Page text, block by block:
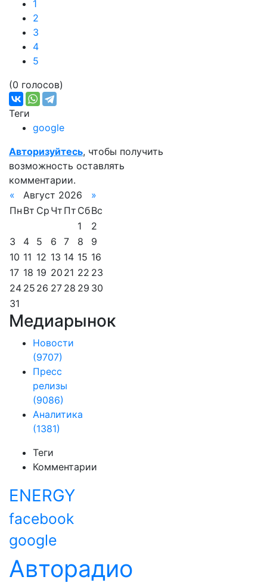
1
2
3
4
5
(0 голосов)
Теги
google
Авторизуйтесь, чтобы получить
возможность оставлять
комментарии.
«
Август 2026
»
Пн Вт Ср Чт Пт СбВс
1
2
3
4 5 6 7 8
9
10 11 12 13 14 15 16
17 18 19 20 21 22 23
24 25 26 27 28 29 30
31
Медиарынок
Новости
(9707)
Пресс
релизы
(9086)
Аналитика
(1381)
Теги
Комментарии
ENERGY
facebook
google
Авторадио